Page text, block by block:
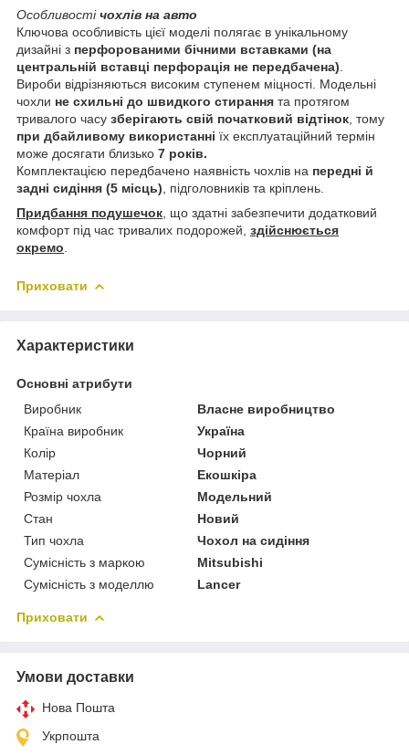
Особливостічохлів на авто
Ключова особливість цієї моделі полягає в унікальному
дизайні з перфорованими бічними вставками (на
центральній вставці перфорація не передбачена)
Вироби відрізняються високим ступенем міцності. Модельні
чохли не схильні до швидкого стирання та протягом
тривалого часу зберігають свій початковий відтінок , тому
при дбайливому використанні їх експлуатаційний термін
може досягати близько 7 років.
Комплектацією передбачено наявність чохлів на передні й
задні сидіння (5 місць) , підголовників та кріплень.
Придбання подушечок , що здатні забезпечити додатковий
комфорт під час тривалих подорожей, здійснюється
окремо
Приховати
Характеристики
Основні атрибути
Виробник
Власне виробництво
Країна виробник
Україна
Колір
Чорний
Матеріал
Екошкіра
Розмір чохла
Модельний
Стан
Новий
Тип чохла
Чохол на сидіння
Сумісність з маркою
Mitsubishi
Сумісність з моделлю
Lancer
Приховати
Умови доставки
Нова Пошта
Укрпошта